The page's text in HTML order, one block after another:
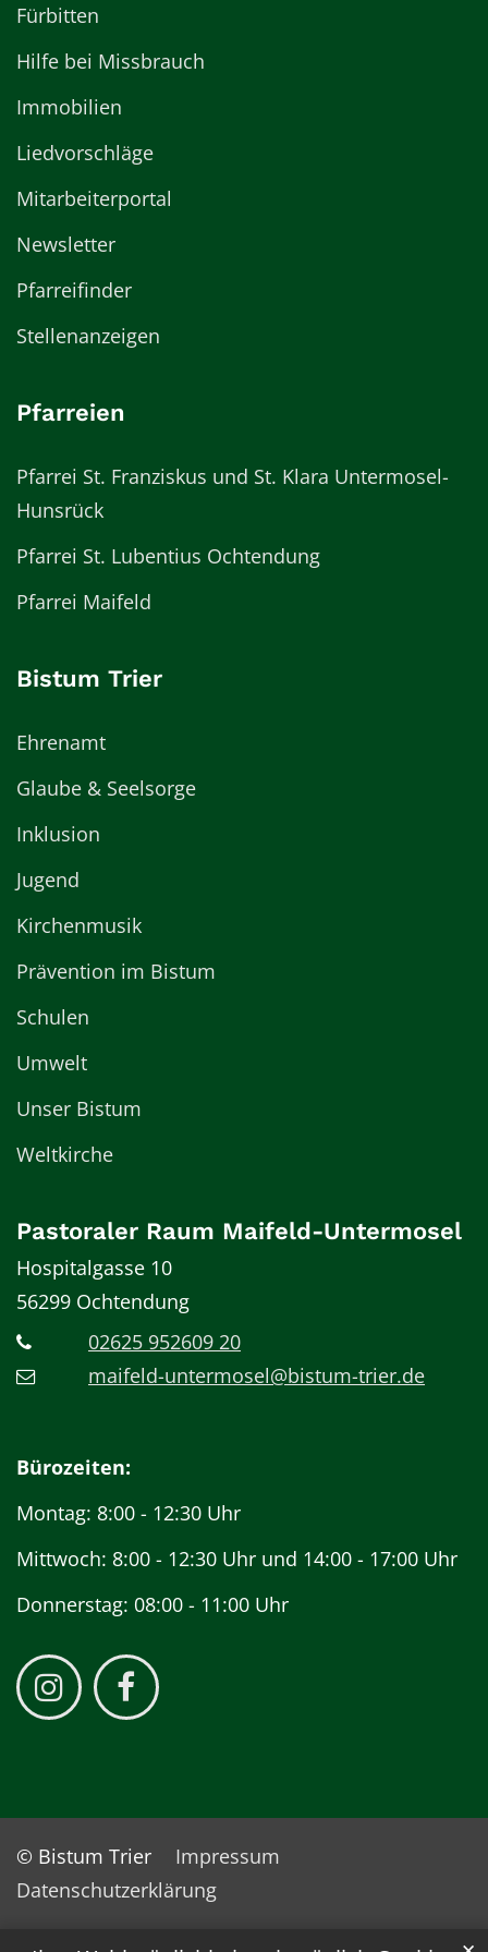
Fürbitten
Hilfe bei Missbrauch
Immobilien
Liedvorschläge
Mitarbeiterportal
Newsletter
Pfarreifinder
Stellenanzeigen
Pfarreien
Pfarrei St. Franziskus und St. Klara Untermosel-
Hunsrück
Pfarrei St. Lubentius Ochtendung
Pfarrei Maifeld
Bistum Trier
Ehrenamt
Glaube & Seelsorge
Inklusion
Jugend
Kirchenmusik
Prävention im Bistum
Schulen
Umwelt
Unser Bistum
Weltkirche
Pastoraler Raum Maifeld-Untermosel
Hospitalgasse 10
56299 Ochtendung
02625 952609 20
maifeld-untermosel@bistum-trier.de
Bürozeiten:
Montag: 8:00 - 12:30 Uhr
Mittwoch: 8:00 - 12:30 Uhr und 14:00 - 17:00 Uhr
Donnerstag: 08:00 - 11:00 Uhr
© Bistum Trier
Impressum
Datenschutzerklärung